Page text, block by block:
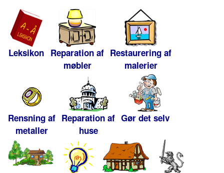
Leksikon Reparation af
møbler
Restaurering af
malerier
Rensning af
metaller
Reparation af
huse
Gør det selv